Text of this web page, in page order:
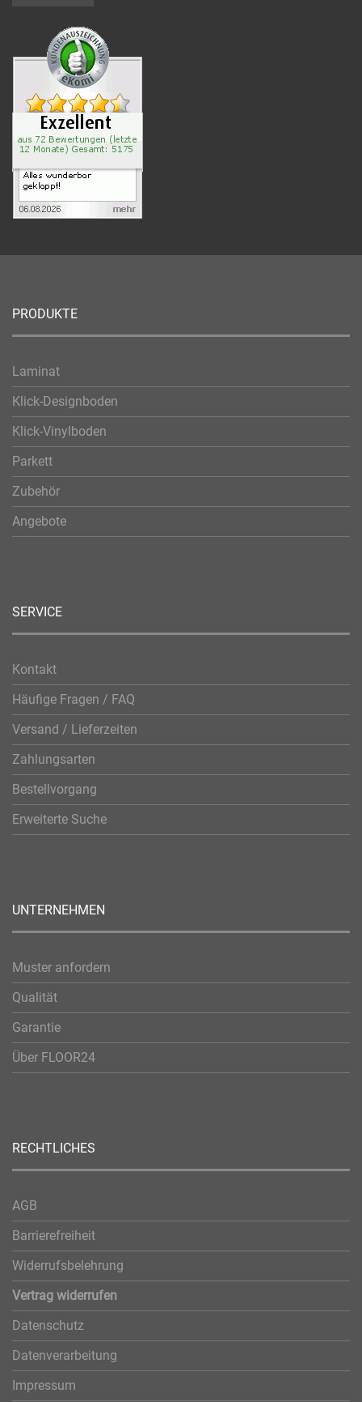
PRODUKTE
Laminat
Klick-Designboden
Klick-Vinylboden
Parkett
Zubehör
Angebote
SERVICE
Kontakt
Häufige Fragen / FAQ
Versand / Lieferzeiten
Zahlungsarten
Bestellvorgang
Erweiterte Suche
UNTERNEHMEN
Muster anfordern
Qualität
Garantie
Über FLOOR24
RECHTLICHES
AGB
Barrierefreiheit
Widerrufsbelehrung
Vertrag widerrufen
Datenschutz
Datenverarbeitung
Impressum